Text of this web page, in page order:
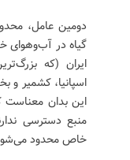
دومین عامل،
گیاه در آب‌وهوای
ایران (که
اسپانیا، کشمیر و
این بدان معناست
منبع دسترسی
خاص محدود